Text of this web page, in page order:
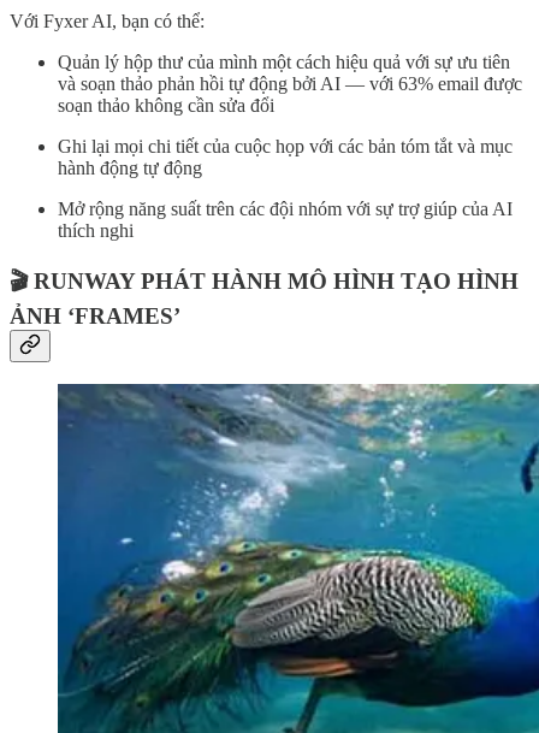
Với Fyxer AI, bạn có thể:
Quản lý hộp thư của mình một cách hiệu quả với sự ưu tiên
và soạn thảo phản hồi tự động bởi AI — với 63% email được
soạn thảo không cần sửa đổi
Ghi lại mọi chi tiết của cuộc họp với các bản tóm tắt và mục
hành động tự động
Mở rộng năng suất trên các đội nhóm với sự trợ giúp của AI
thích nghi
🎬 RUNWAY PHÁT HÀNH MÔ HÌNH TẠO HÌNH
ẢNH ‘FRAMES’